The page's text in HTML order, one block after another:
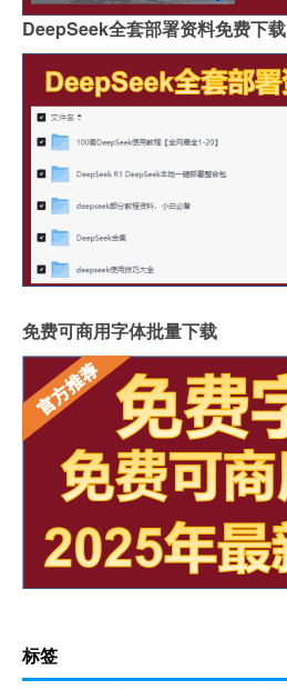
DeepSeek全套部署资料免费下载
免费可商用字体批量下载
标签